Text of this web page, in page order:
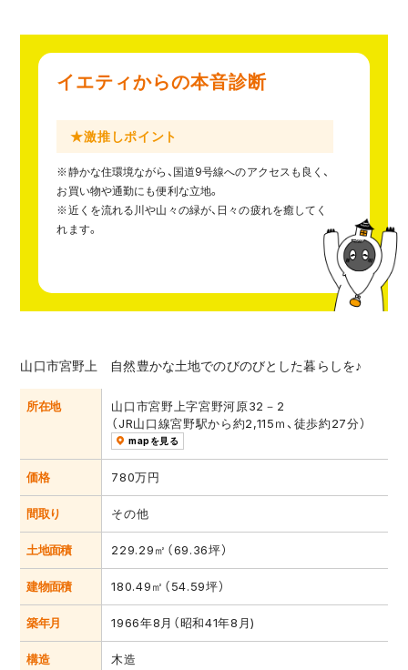
イエティからの本音診断
★激推しポイント
※静かな住環境ながら、国道9号線へのアクセスも良く、
お買い物や通勤にも便利な立地。
※近くを流れる川や山々の緑が、日々の疲れを癒してく
れます。
山口市宮野上 自然豊かな土地でのびのびとした暮らしを♪
所在地
山口市宮野上字宮野河原32－2
（JR山口線宮野駅から約2,115ｍ、徒歩約27分）
mapを見る
価格 780万円
間取り その他
土地面積 229.29㎡（69.36坪）
建物面積 180.49㎡（54.59坪）
築年月 1966年8月（昭和41年8月)
構造 木造